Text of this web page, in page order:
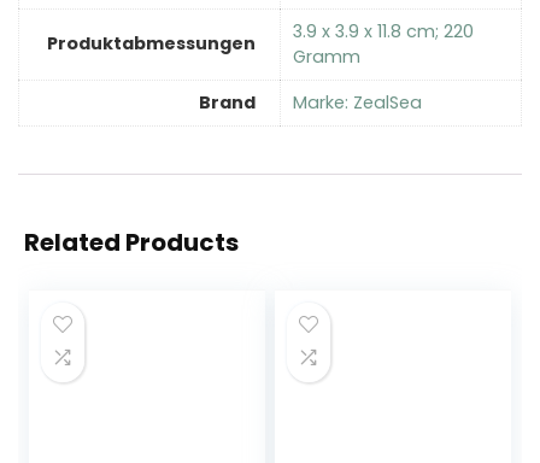
Produktabmessungen
‎3.9 x 3.9 x 11.8 cm; 220
Gramm
Brand
Marke: ZealSea
Related Products